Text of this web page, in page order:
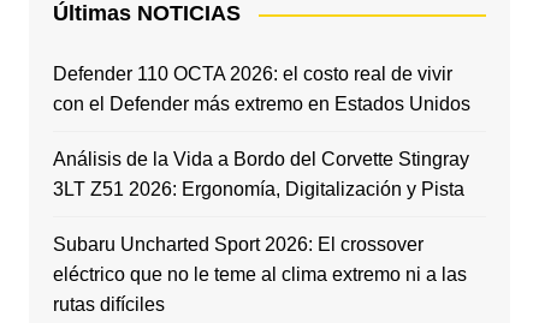
Últimas NOTICIAS
Defender 110 OCTA 2026: el costo real de vivir
con el Defender más extremo en Estados Unidos
Análisis de la Vida a Bordo del Corvette Stingray
3LT Z51 2026: Ergonomía, Digitalización y Pista
Subaru Uncharted Sport 2026: El crossover
eléctrico que no le teme al clima extremo ni a las
rutas difíciles